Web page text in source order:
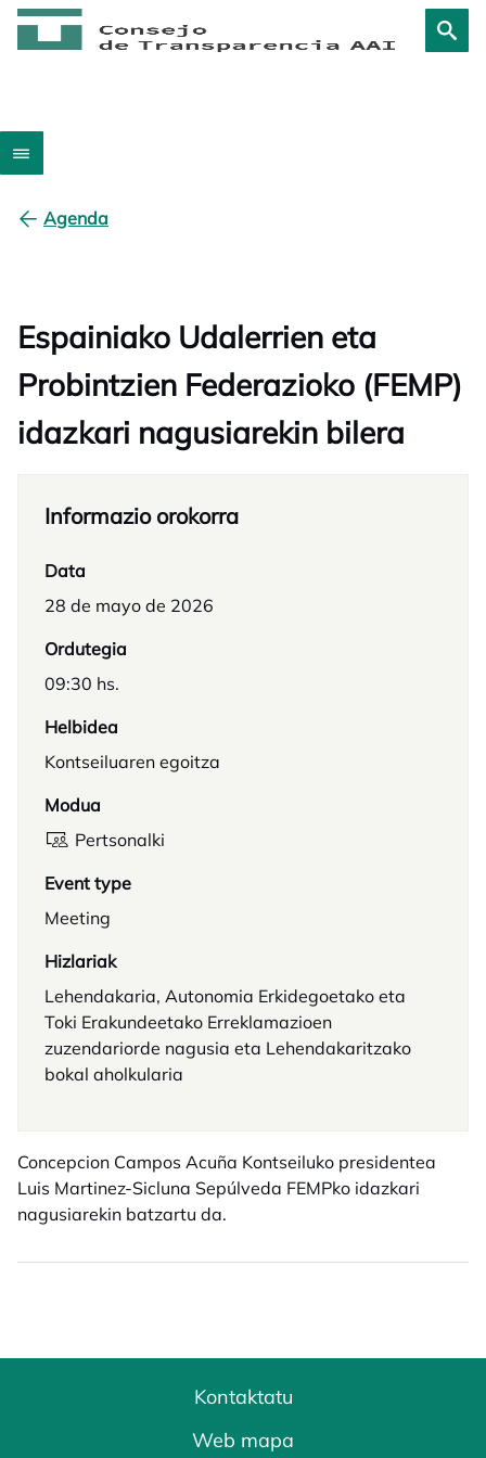
Agenda
Espainiako Udalerrien eta
Probintzien Federazioko (FEMP)
idazkari nagusiarekin bilera
Informazio orokorra
Data
28 de mayo de 2026
Ordutegia
09:30 hs.
Helbidea
Kontseiluaren egoitza
Modua
Pertsonalki
Event type
Meeting
Hizlariak
Lehendakaria, Autonomia Erkidegoetako eta
Toki Erakundeetako Erreklamazioen
zuzendariorde nagusia eta Lehendakaritzako
bokal aholkularia
Concepcion Campos Acuña Kontseiluko presidentea
Luis Martinez-Sicluna Sepúlveda FEMPko idazkari
nagusiarekin batzartu da.
Kontaktatu
Web mapa